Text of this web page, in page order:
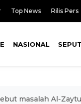
Top News Rilis Pers
NASIONAL
masalah Al-